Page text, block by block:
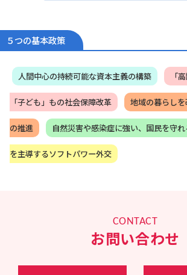
復帰（2期目）、現在当選
大臣を務める。
政治家としては初めて経済
交渉官を努め、日本とモ
2016年5月、モンゴルよ
れた他、平和外交の柱で
縮・核不拡散に心血を注
ングラデシュ・ダッカで
地対策本部長を務める。
17年～20年、岸田文雄政
20年10月～、衆議院内閣
21年10月～、内閣官房副
大臣補佐官
事長代理・政調会長特別
５つの基本政策
人間中心の持続可能な資本主義の構築 「
「子ども」もの社会保障改革 地域の暮らし
の推進 自然災害や感染症に強い、国民を守
を主導するソフトパワー外交
CONTACT
お問い合わせ